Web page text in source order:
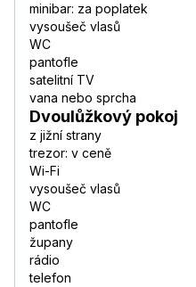
minibar: za poplatek
vysoušeč vlasů
WC
pantofle
satelitní TV
vana nebo sprcha
Dvoulůžkový pokoj
z jižní strany
trezor: v ceně
Wi-Fi
vysoušeč vlasů
WC
pantofle
župany
rádio
telefon